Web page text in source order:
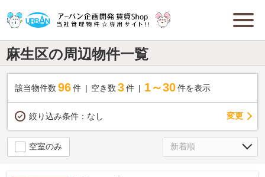
麻生区の周辺物件一覧
該当物件数 96件 空き数 3 件 1～30 件を表示
絞り込み条件： なし 変更
空室のみ